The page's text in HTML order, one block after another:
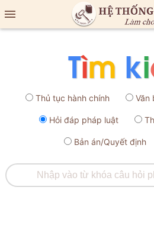

Thủ tục hành chính Văn
Hỏi đáp pháp luật
Bản án/Quyết định